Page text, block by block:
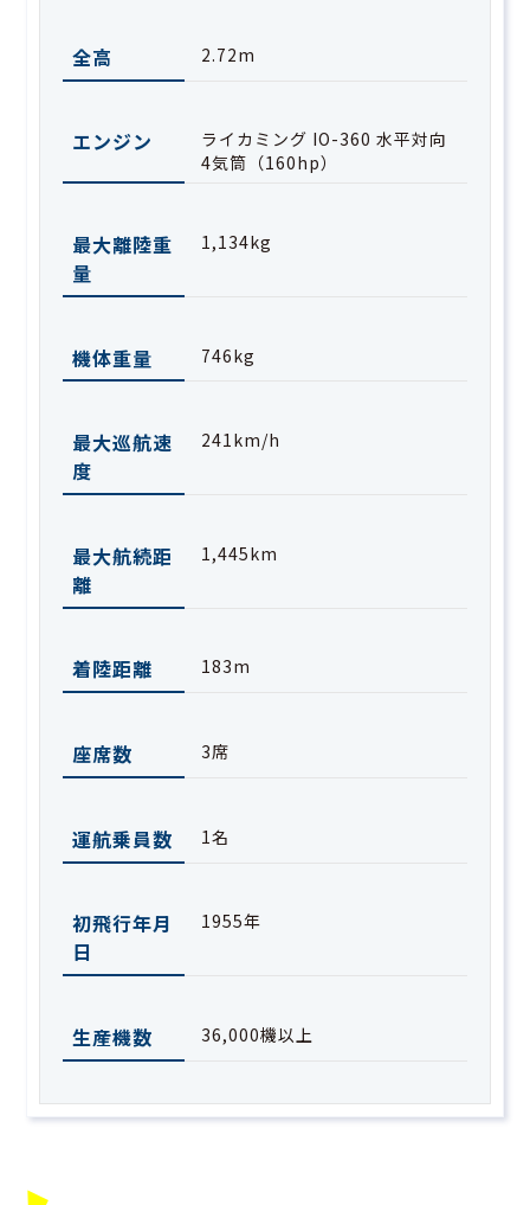
全高 2.72m
エンジン
ライカミング IO-360 水平対向
4気筒（160hp）
最大離陸重
量
1,134kg
機体重量 746kg
最大巡航速
度
241km/h
最大航続距
離
1,445km
着陸距離 183m
座席数 3席
運航乗員数 1名
初飛行年月
日
1955年
生産機数 36,000機以上